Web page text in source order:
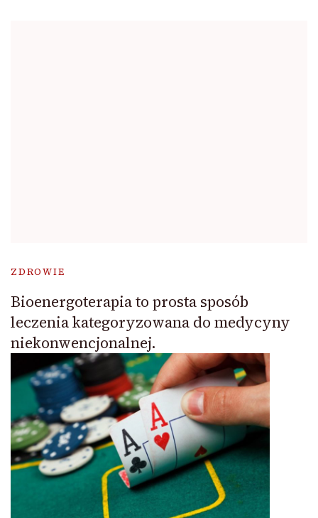
ZDROWIE
Bioenergoterapia to prosta sposób
leczenia kategoryzowana do medycyny
niekonwencjonalnej.